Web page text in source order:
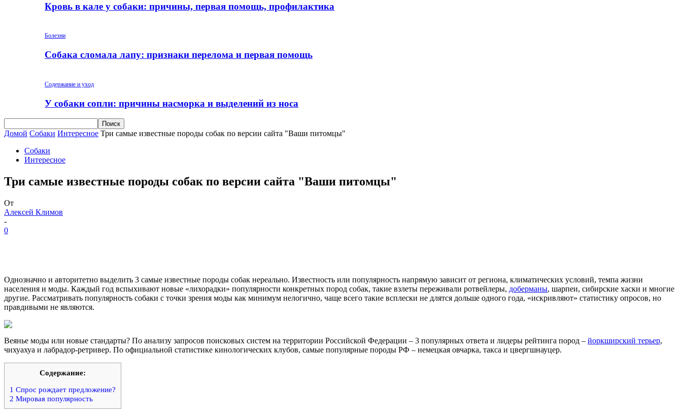
Кровь в кале у собаки: причины, первая помощь, профилактика
Болезни
Собака сломала лапу: признаки перелома и первая помощь
Содержание и уход
У собаки сопли: причины насморка и выделений из носа
Домой Собаки Интересное Три самые известные породы собак по версии сайта "Ваши питомцы"
Собаки
Интересное
Три самые известные породы собак по версии сайта "Ваши питомцы"
От
Алексей Климов
-
0
Однозначно и авторитетно выделить 3 самые известные породы собак нереально. Известность или популярность напрямую зависит от региона, климатических условий, темпа жизни
населения и моды. Каждый год вспыхивают новые «лихорадки» популярности конкретных пород собак, такие взлеты переживали ротвейлеры, доберманы, шарпеи, сибирские хаски и многие
другие. Рассматривать популярность собаки с точки зрения моды как минимум нелогично, чаще всего такие всплески не длятся дольше одного года, «искривляют» статистику опросов, но
правдивыми не являются.
Веянье моды или новые стандарты? По анализу запросов поисковых систем на территории Российской Федерации – 3 популярных ответа и лидеры рейтинга пород – йоркширский терьер,
чихуахуа и лабрадор-ретривер. По официальной статистике кинологических клубов, самые популярные породы РФ – немецкая овчарка, такса и цвергшнауцер.
Содержание:
1 Спрос рождает предложение?
2 Мировая популярность